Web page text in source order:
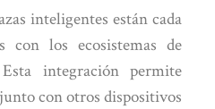
inteligentes están cada
con los ecosistemas de
integración permite
con otros dispositivos